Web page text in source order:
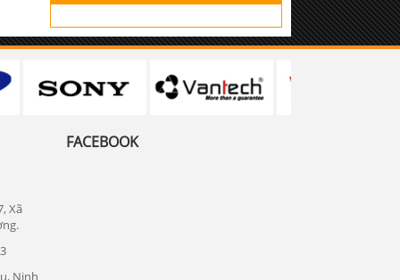
Lắp đặt camera quan sát tại Thuận An,
Lắp đặt camera quan sát tại Dĩ An, Bình
Lắp đặt camera quan sát tại Tân Uyên,
CAMERA LOẠI NÀO TỐT NHẤT HIỆN
Xã
Ninh
FACEBOOK